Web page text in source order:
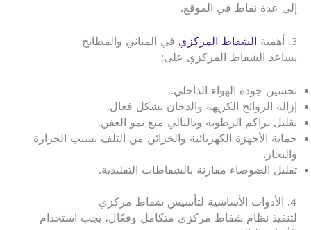
إلى عدة نقاط في الموقع.
3. أهمية الشفاط المركزي في المباني والمطابخ
يساعد الشفاط المركزي على:
تحسين جودة الهواء الداخلي.
إزالة الروائح الكريهة والدخان بشكل فعال.
تقليل تراكم الرطوبة وبالتالي منع نمو العفن.
حماية الأجهزة الكهربائية والخزائن من التلف بسبب الحرارة
والبخار .
تقليل الضوضاء مقارنة بالشفاطات التقليدية.
4. الأدوات الأساسية لتأسيس شفاط مركزي
لتنفيذ نظام شفاط مركزي متكامل وفعّال، يجب استخدام